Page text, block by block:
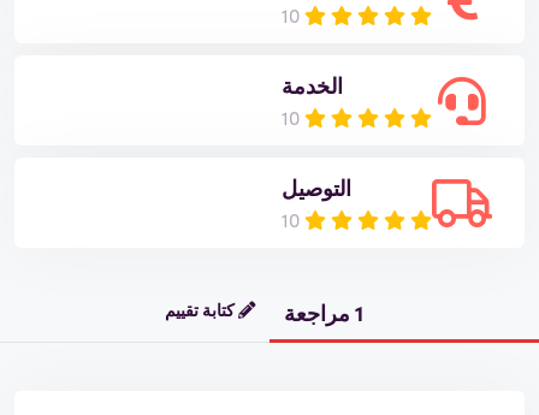
10
الخدمة
10
التوصيل
10
1 مراجعة كتابة تقييم